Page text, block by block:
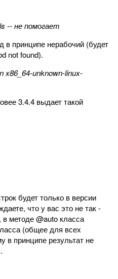
-- не помогает
в принципе нерабочий (будет
not found).
x86_64-unknown-linux-
3.4.4 выдает такой
будет только в версии
что у вас это не так -
методе @auto класса
(общее для всех
в принципе результат не